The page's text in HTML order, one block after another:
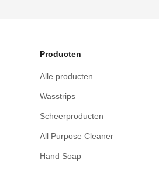
Producten
Alle producten
Wasstrips
Scheerproducten
All Purpose Cleaner
Hand Soap